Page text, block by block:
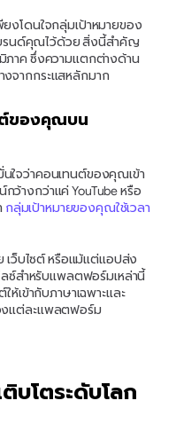
งโดนใจกลุ่มเป้าหมายของ
นด์คุณไว้ด้วย สิ่งนี้สำคัญ
ภาค ซึ่งความแตกต่างด้าน
จากกระแสหลักมาก
ต์ของคุณบน
จว่าคอนเทนต์ของคุณเข้า
างกว่าแค่ YouTube หรือ
กลุ่มเป้าหมายของคุณใช้เวลา
เว็บไซต์ หรือแม้แต่แอปส่ง
ซ์สำหรับแพลตฟอร์มเหล่านี้
เข้ากับภาษาเฉพาะและ
แต่ละแพลตฟอร์ม
บโตระดับโลก